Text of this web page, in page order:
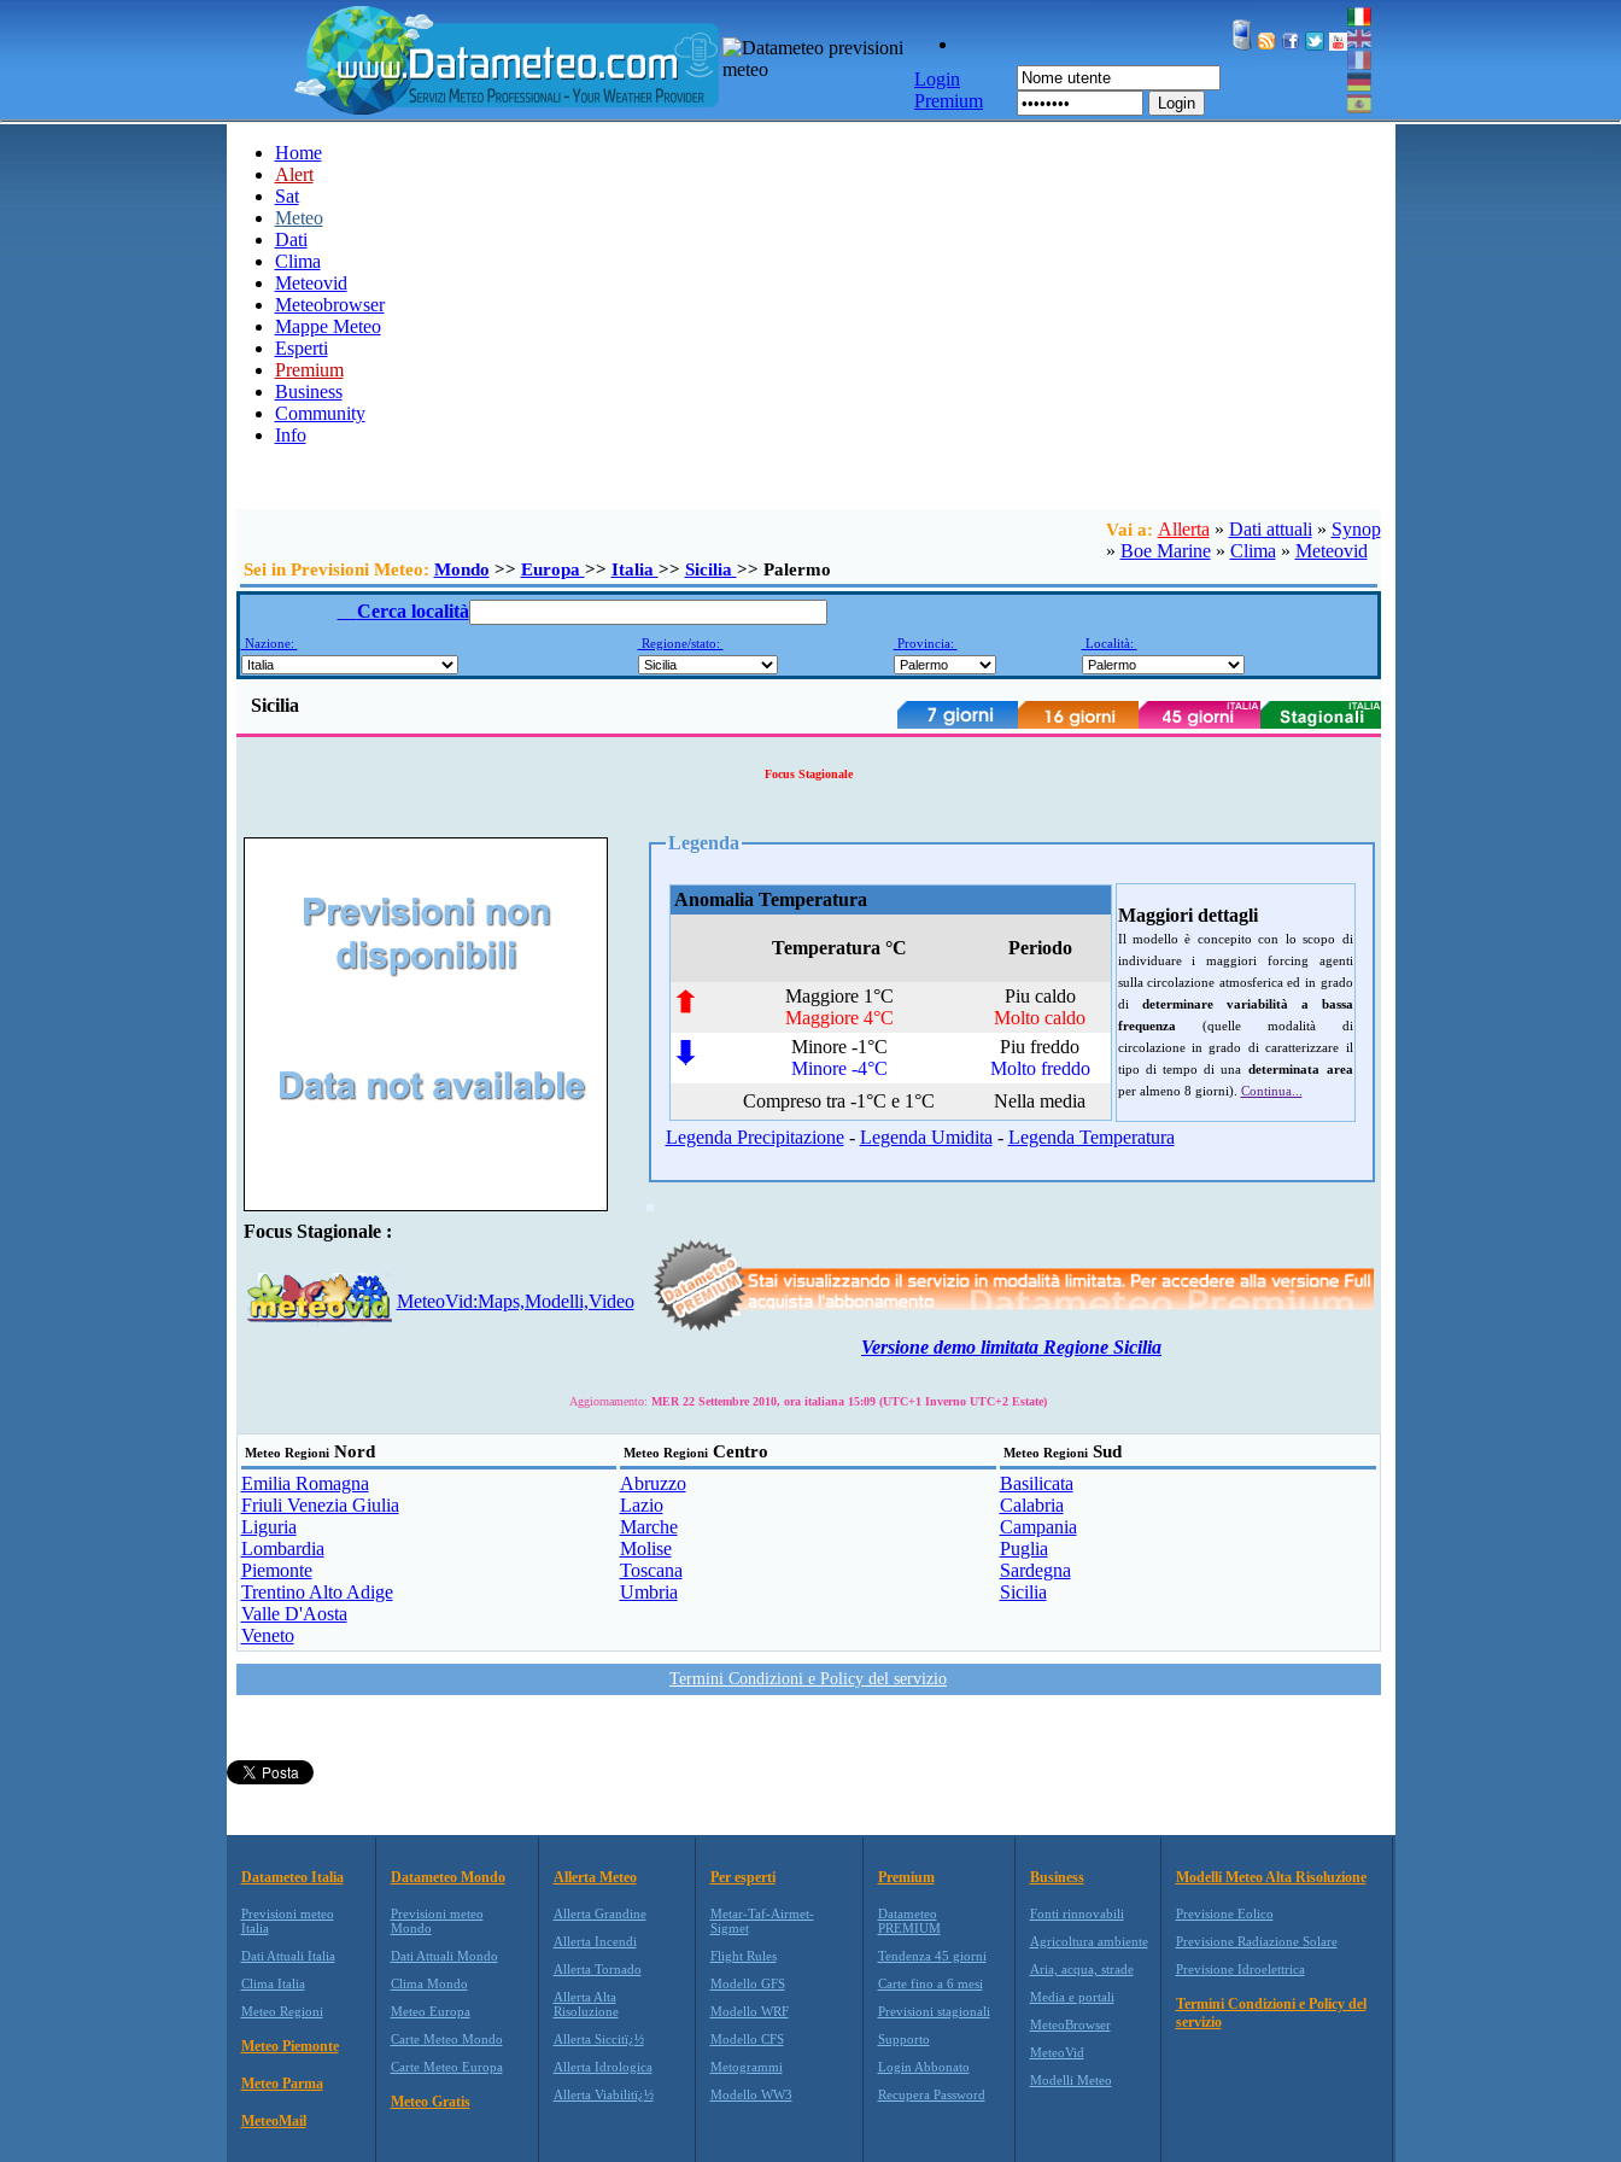
Login
Premium
Login
Home
Alert
Sat
Meteo
Dati
Clima
Meteovid
Meteobrowser
Mappe Meteo
Esperti
Premium
Business
Community
Info
Vai a: Allerta » Dati attuali » Synop
» Boe Marine» Clima » Meteovid
Sei in Previsioni Meteo: Mondo >> Europa >> Italia >> Sicilia >> Palermo
Cerca località
Nazione: Regione/stato: Provincia: Località:
Sicilia
Focus Stagionale
Focus Stagionale :
MeteoVid:Maps,Modelli,Video
Legenda
Anomalia Temperatura
Temperatura °C Periodo
Maggiore 1°C
Maggiore 4°C
Piu caldo
Molto caldo
Minore -1°C
Minore -4°C
Piu freddo
Molto freddo
Compreso tra -1°C e 1°C
Nella media
Maggiori dettagli
Il modello è concepito con lo scopo di
individuare i maggiori forcing agenti
sulla circolazione atmosferica ed in grado
di determinare variabilità a bassa
frequenza
circolazione in grado di caratterizzare il
tipo di tempo di una determinata area
per almeno 8 giorni). Continua...
Legenda Precipitazione- Legenda Umidita - Legenda Temperatura
Versione demo limitata Regione Sicilia
Aggiornamento: MER 22 Settembre 2010, ora italiana 15:09 (UTC+1 Inverno UTC+2 Estate)
Meteo RegioniNord Meteo RegioniCentro Meteo RegioniSud
Emilia Romagna
Friuli Venezia Giulia
Liguria
Lombardia
Piemonte
Trentino Alto Adige
Valle D'Aosta
Veneto
Abruzzo
Lazio
Marche
Molise
Toscana
Umbria
Basilicata
Calabria
Campania
Puglia
Sardegna
Sicilia
Termini Condizioni e Policy del servizio
Datameteo Italia
Previsioni meteo
Italia
Dati Attuali Italia
Clima Italia
Meteo Regioni
Meteo Piemonte
Meteo Parma
MeteoMail
Datameteo Mondo
Previsioni meteo
Mondo
Dati Attuali Mondo
Clima Mondo
Meteo Europa
Carte Meteo Mondo
Carte Meteo Europa
Meteo Gratis
Allerta Meteo
Allerta Grandine
Allerta Incendi
Allerta Tornado
Allerta Alta
Risoluzione
Allerta Siccitï¿½
Allerta Idrologica
Allerta Viabilitï¿½
Per esperti
Metar-Taf-Airmet-
Sigmet
Flight Rules
Modello GFS
Modello WRF
Modello CFS
Metogrammi
Modello WW3
Premium
Datameteo
PREMIUM
Tendenza 45 giorni
Carte fino a 6 mesi
Previsioni stagionali
Supporto
Login Abbonato
Recupera Password
Business
Fonti rinnovabili
Agricoltura ambiente
Aria, acqua, strade
Media e portali
MeteoBrowser
MeteoVid
Modelli Meteo
Modelli Meteo Alta Risoluzione
Previsione Eolico
Previsione Radiazione Solare
Previsione Idroelettrica
Termini Condizioni e Policy del
servizio